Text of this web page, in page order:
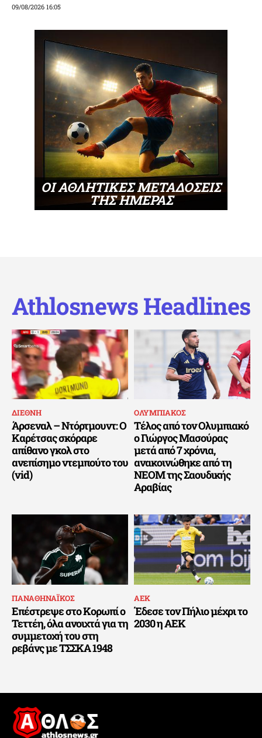
09/08/2026 16:05
ΟΙ ΑΘΛΗΤΙΚΕΣ ΜΕΤΑΔΟΣΕΙΣ
ΤΗΣ ΗΜΕΡΑΣ
Athlosnews Headlines
ΔΙΕΘΝΗ
Άρσεναλ – Ντόρτμουντ: Ο
Καρέτσας σκόραρε
απίθανο γκολ στο
ανεπίσημο ντεμπούτο του
(vid)
ΟΛΥΜΠΙΑΚΟΣ
Τέλος από τον Ολυμπιακό
ο Γιώργος Μασούρας
μετά από 7 χρόνια,
ανακοινώθηκε από τη
ΝΕΟΜ της Σαουδικής
Αραβίας
ΠΑΝΑΘΗΝΑΪΚΟΣ
Επέστρεψε στο Κορωπί ο
Τεττέη, όλα ανοιχτά για τη
συμμετοχή του στη
ρεβάνς με ΤΣΣΚΑ 1948
ΑΕΚ
Έδεσε τον Πήλιο μέχρι το
2030 η ΑΕΚ